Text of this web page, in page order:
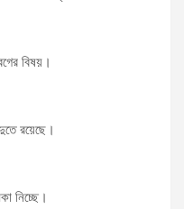
বিষয়।
রয়েছে।
নিচ্ছে।